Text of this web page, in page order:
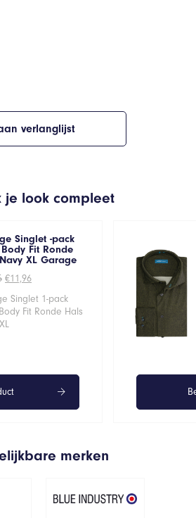
verlanglijst
je look compleet
Singlet -pack
Fit Ronde
XL Garage
Oorspronkelijke
was:
€14,95.
€11,96Huidige
is:
€11,96.
Singlet 1-pack
Fit Ronde Hals
merken